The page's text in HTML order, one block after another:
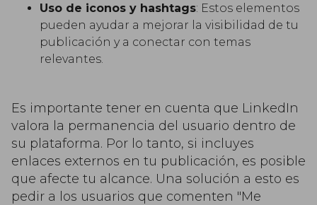
Uso de iconos y hashtags: Estos elementos
pueden ayudar a mejorar la visibilidad de tu
publicación y a conectar con temas
relevantes.
Es importante tener en cuenta que LinkedIn
valora la permanencia del usuario dentro de
su plataforma. Por lo tanto, si incluyes
enlaces externos en tu publicación, es posible
que afecte tu alcance. Una solución a esto es
pedir a los usuarios que comenten "Me